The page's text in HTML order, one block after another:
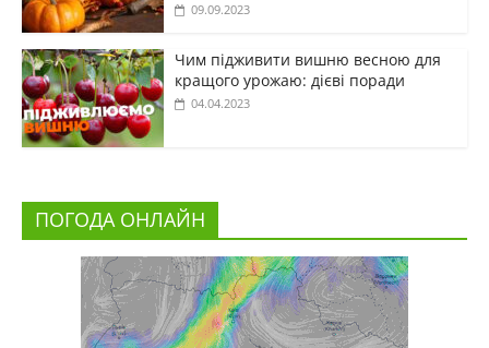
09.09.2023
Чим підживити вишню весною для
кращого урожаю: дієві поради
04.04.2023
ПОГОДА ОНЛАЙН